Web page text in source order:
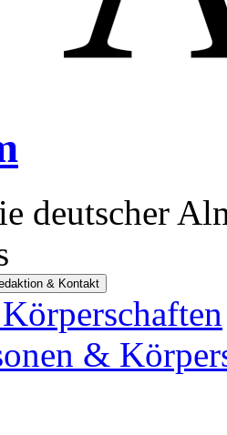
deutscher
& Kontakt
&